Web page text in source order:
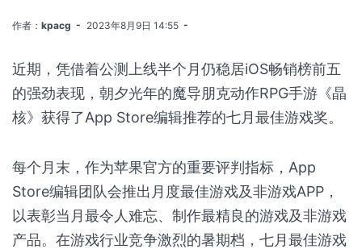
作者： kpacg 2023年8月9日 14:55
近期，凭借着公测上线半个月仍稳居iOS畅销榜前五
的强劲表现，朝夕光年的魔导朋克动作RPG手游《晶
核》获得了App Store编辑推荐的七月最佳游戏奖。
每个月末，作为苹果官方的重要评判指标，App
Store编辑团队会推出月度最佳游戏及非游戏APP，
以表彰当月最令人难忘、制作最精良的游戏及非游戏
产品。在游戏行业竞争激烈的暑期档，七月最佳游戏